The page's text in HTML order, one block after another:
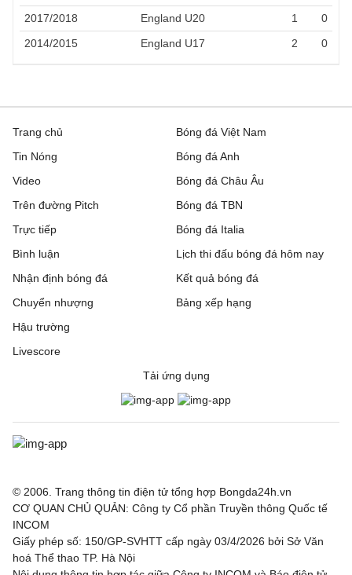
2017/2018
England U20 1
0
2014/2015
England U17 2 0
Trang chủ
Tin Nóng
Video
Trên đường Pitch
Trực tiếp
Bóng đá Việt Nam
Bóng đá Anh
Bóng đá Châu Âu
Bóng đá TBN
Bóng đá Italia
Bình luận
Nhận định bóng đá
Chuyển nhượng
Hậu trường
Livescore
Lịch thi đấu bóng đá hôm nay
Kết quả bóng đá
Bảng xếp hạng
Tải ứng dụng
© 2006. Trang thông tin điện tử tổng hợp Bongda24h.vn
CƠ QUAN CHỦ QUẢN: Công ty Cổ phần Truyền thông Quốc tế
INCOM
Giấy phép số: 150/GP-SVHTT cấp ngày 03/4/2026 bởi Sở Văn
hoá Thể thao TP. Hà Nội